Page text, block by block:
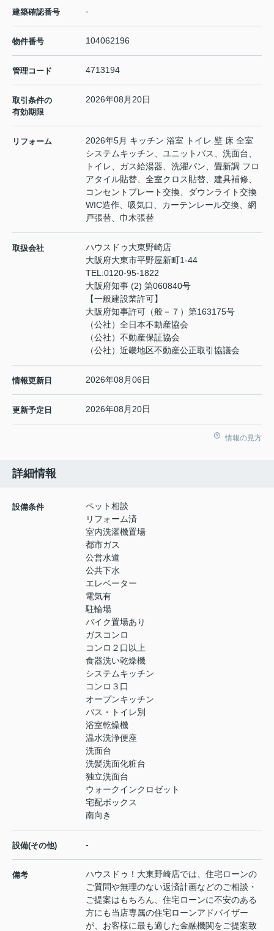
建築確認番号 -
物件番号 104062196
管理コード 4713194
取引条件の
有効期限
2026年08月20日
リフォーム
2026年5月 キッチン 浴室 トイレ 壁 床 全室
システムキッチン、ユニットバス、洗面台、
トイレ、ガス給湯器、洗濯パン、畳新調 フロ
アタイル貼替、全室クロス貼替、建具補修、
コンセントプレート交換、ダウンライト交換
WIC造作、吸気口、カーテンレール交換、網
戸張替、巾木張替
取扱会社
ハウスドゥ大東野崎店
大阪府大東市平野屋新町1-44
TEL:0120-95-1822
大阪府知事 (2) 第060840号
【一般建設業許可】
大阪府知事許可（般－７）第163175号
（公社）全日本不動産協会
（公社）不動産保証協会
（公社）近畿地区不動産公正取引協議会
情報更新日 2026年08月06日
更新予定日 2026年08月20日
情報の見方
詳細情報
設備条件
ペット相談
リフォーム済
室内洗濯機置場
都市ガス
公営水道
公共下水
エレベーター
電気有
駐輪場
バイク置場あり
ガスコンロ
コンロ２口以上
食器洗い乾燥機
システムキッチン
コンロ３口
オープンキッチン
バス・トイレ別
浴室乾燥機
温水洗浄便座
洗面台
洗髪洗面化粧台
独立洗面台
ウォークインクロゼット
宅配ボックス
南向き
設備(その他) -
備考
ハウスドゥ！大東野崎店では、住宅ローンの
ご質問や無理のない返済計画などのご相談・
ご提案はもちろん、住宅ローンに不安のある
方にも当店専属の住宅ローンアドバイザー
が、お客様に最も適した金融機関をご提案致